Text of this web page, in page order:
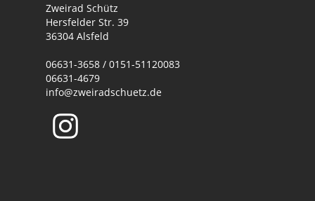
Zweirad Schütz
Hersfelder Str. 39
36304 Alsfeld
06631-3658 / 0151-51120083
06631-4679
info@zweiradschuetz.de